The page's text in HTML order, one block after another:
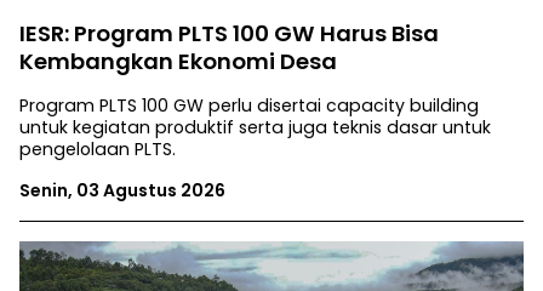
IESR: Program PLTS 100 GW Harus Bisa
Kembangkan Ekonomi Desa
Program PLTS 100 GW perlu disertai capacity building
untuk kegiatan produktif serta juga teknis dasar untuk
pengelolaan PLTS.
Senin, 03 Agustus 2026